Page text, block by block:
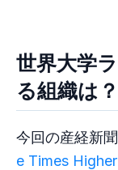
世界大学
る組織は？
今回の産経新
e Times